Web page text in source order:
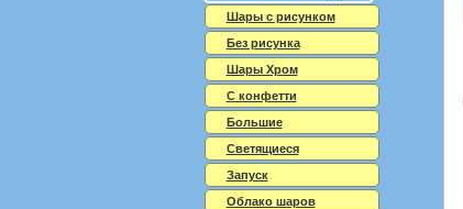
Шары с рисунком
Без рисунка
Шары Хром
C конфетти
Большие
Светящиеся
Запуск
Облако шаров